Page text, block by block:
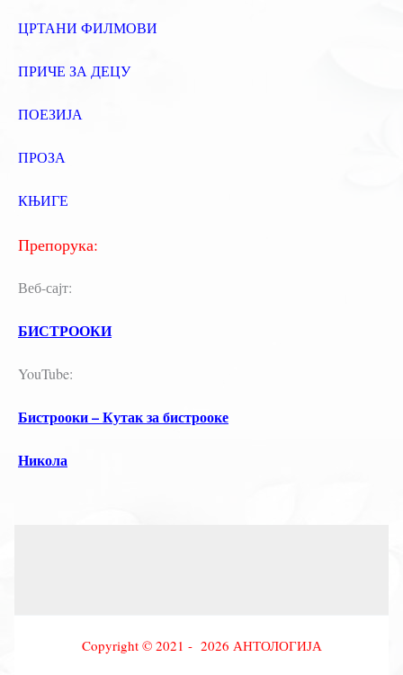
ЦРТАНИ ФИЛМОВИ
ПРИЧЕ ЗА ДЕЦУ
ПОЕЗИЈА
ПРОЗА
КЊИГЕ
Препорука:
Веб-сајт:
БИСТРООКИ
YouTube:
Бистрооки – Кутак за бистрооке
Никола
Copyright © 2021 - 2026 АНТОЛОГИЈА